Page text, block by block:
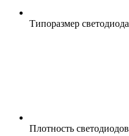
Типоразмер светодиода
Плотность светодиодов